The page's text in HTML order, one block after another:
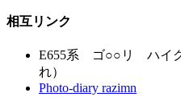
相互リンク
E655系 ゴ○○リ ハイ
れ）
Photo-diary razimn